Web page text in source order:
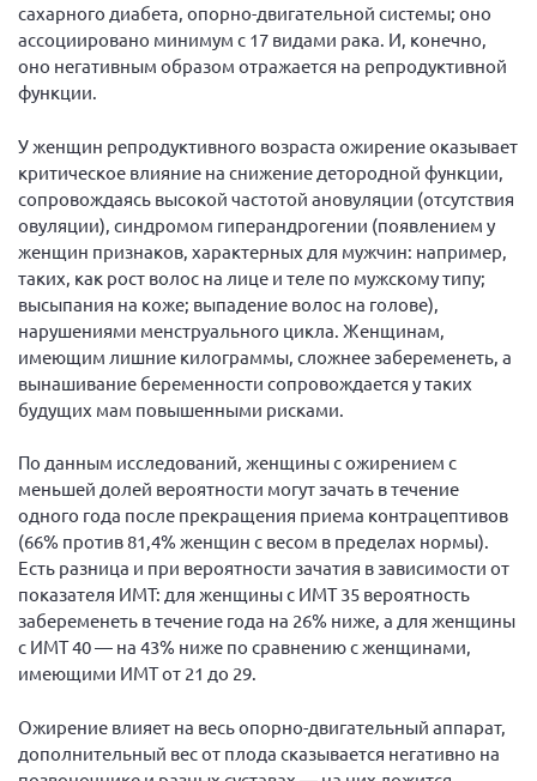
Четвертый съезд
Пятый съезд
Шестой съезд
ОФ «Фонд содействия больным рассеянным
склерозом»
Письма и официальные ответы
Нормативно-правовые документы
Методическая литература для НКО
Публичные отчеты
Исследования, аналитика, мнения
"Рассеянный склероз. XX лет работы
ОООИБРС" (25-29.08.2020)
Всероссийская конференция-тренинг
"Рассеянный склероз: новые реалии" (26-
29.05.2022)
Алтайский край
Архангельская область
сахарного диабета, опорно-двигательной системы; оно
ассоциировано минимум с 17 видами рака. И, конечно,
оно негативным образом отражается на репродуктивной
функции.
У женщин репродуктивного возраста ожирение оказывает
критическое влияние на снижение детородной функции,
сопровождаясь высокой частотой ановуляции (отсутствия
овуляции), синдромом гиперандрогении (появлением у
женщин признаков, характерных для мужчин: например,
таких, как рост волос на лице и теле по мужскому типу;
высыпания на коже; выпадение волос на голове),
нарушениями менструального цикла. Женщинам,
имеющим лишние килограммы, сложнее забеременеть, а
вынашивание беременности сопровождается у таких
будущих мам повышенными рисками.
По данным исследований, женщины с ожирением с
меньшей долей вероятности могут зачать в течение
одного года после прекращения приема контрацептивов
(66% против 81,4% женщин с весом в пределах нормы).
Есть разница и при вероятности зачатия в зависимости от
показателя ИМТ: для женщины с ИМТ 35 вероятность
забеременеть в течение года на 26% ниже, а для женщины
с ИМТ 40 — на 43% ниже по сравнению с женщинами,
имеющими ИМТ от 21 до 29.
Ожирение влияет на весь опорно-двигательный аппарат,
дополнительный вес от плода сказывается негативно на